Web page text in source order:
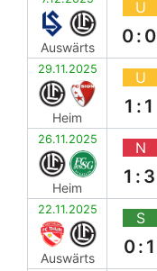
Auswärts
U
0:0
29.11.2025
Heim
U
1:1
26.11.2025
Heim
N
1:3
22.11.2025
Auswärts
S
0:1